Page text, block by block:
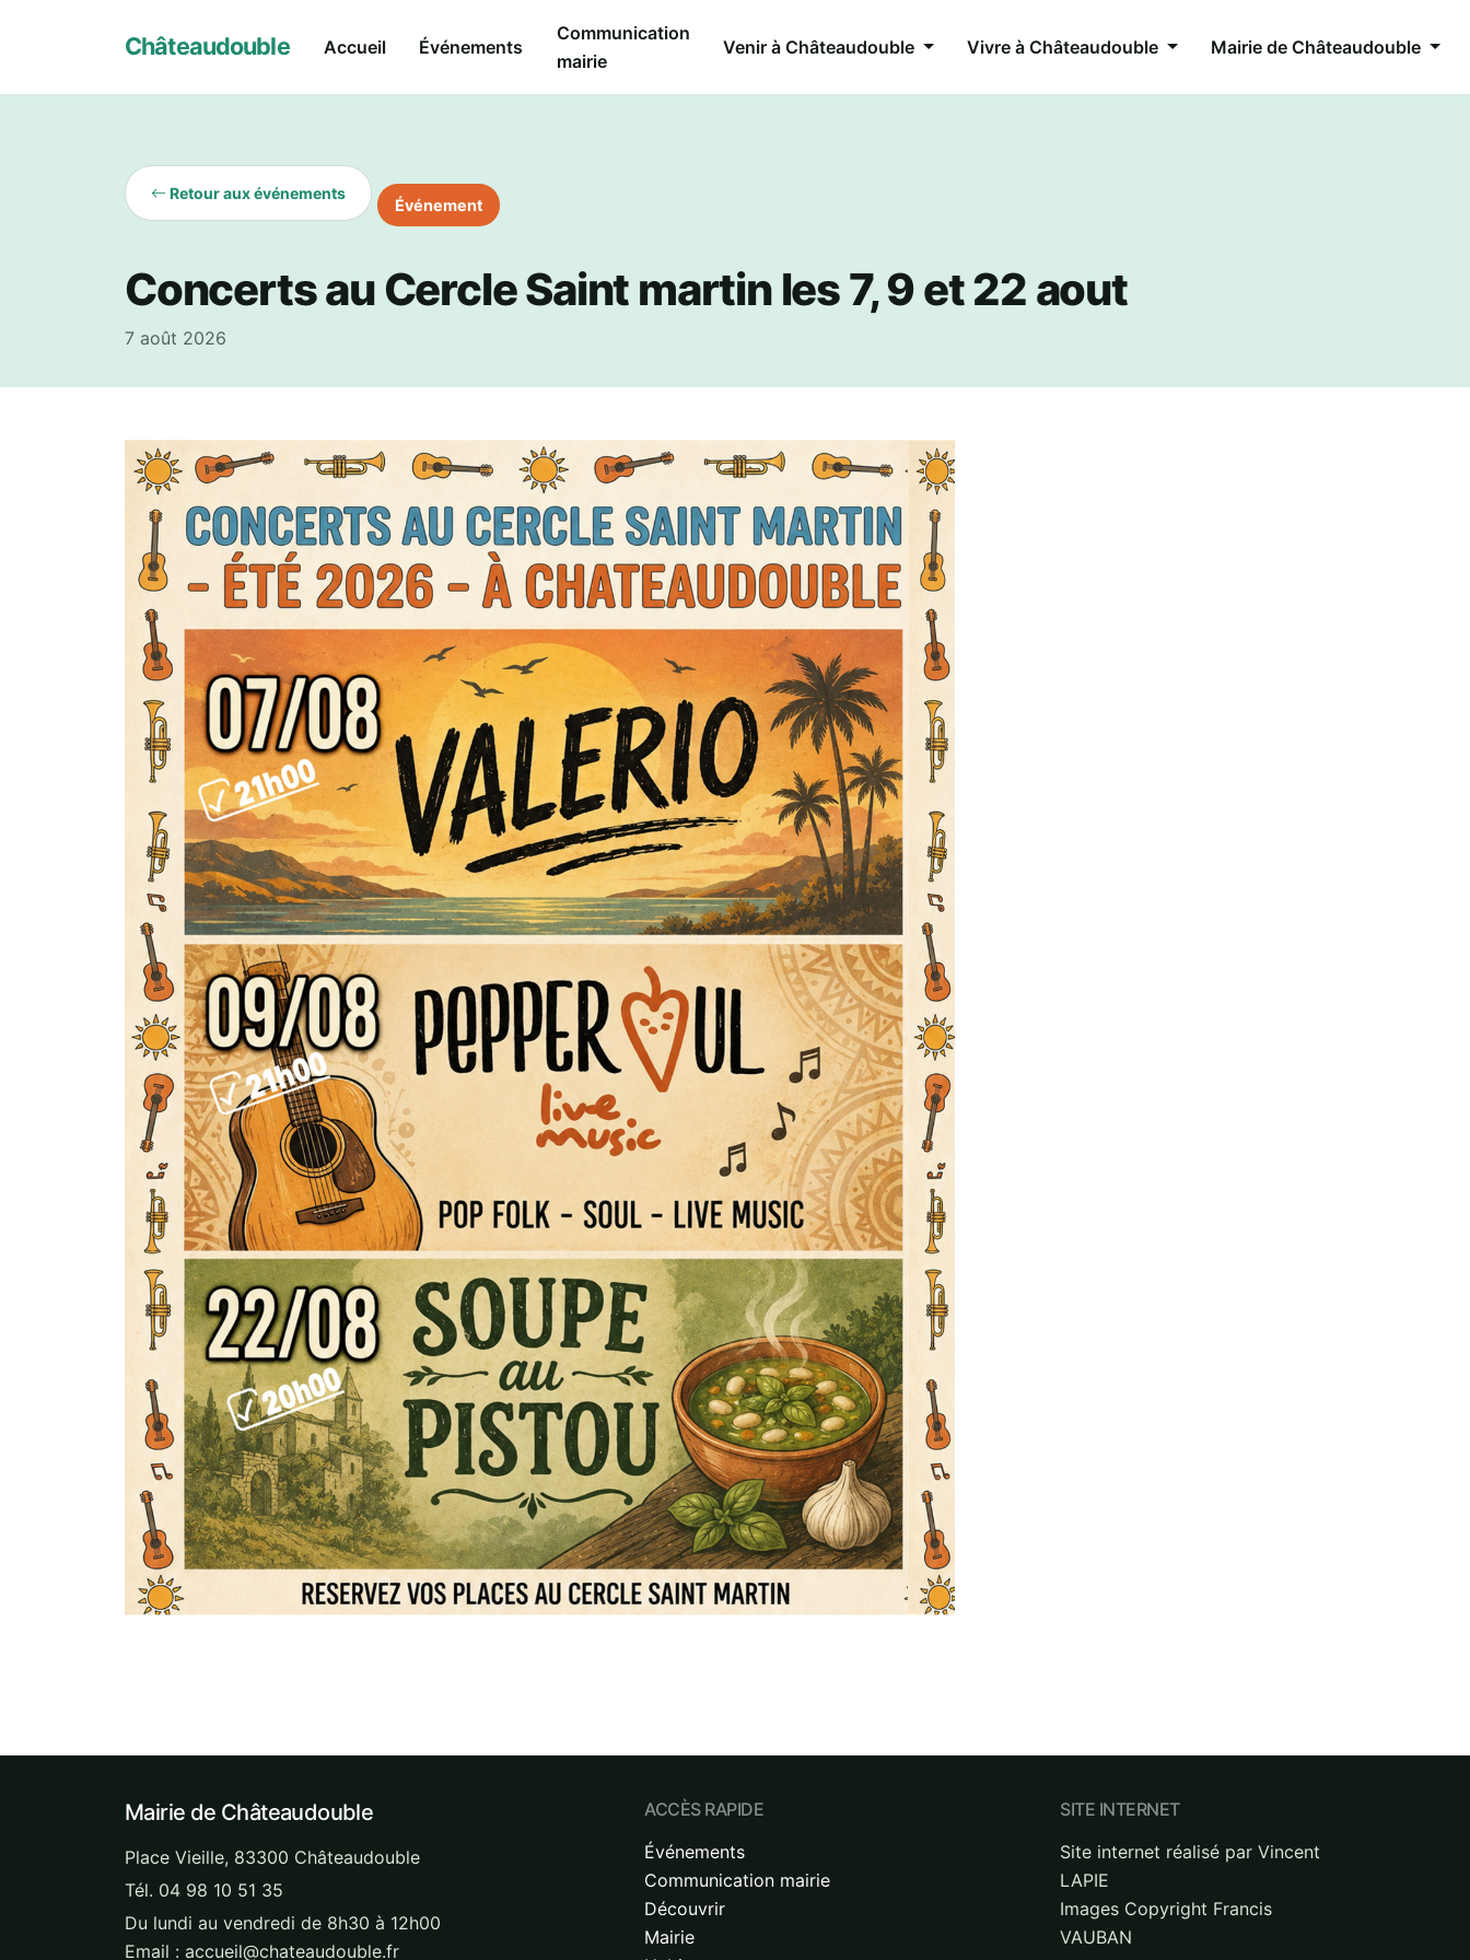
Châteaudouble Accueil Événements
Communication
mairie
Venir à Châteaudouble Vivre à Châteaudouble Mairie de Châteaudouble
Retour aux événements
Événement
Concerts au Cercle Saint martin les 7, 9 et 22 aout
7 août 2026
Mairie de Châteaudouble
Place Vieille, 83300 Châteaudouble
Tél. 04 98 10 51 35
Du lundi au vendredi de 8h30 à 12h00
Email : accueil@chateaudouble.fr
ACCÈS RAPIDE
Événements
Communication mairie
Découvrir
Mairie
SITE INTERNET
Site internet réalisé par Vincent
LAPIE
Images Copyright Francis
VAUBAN